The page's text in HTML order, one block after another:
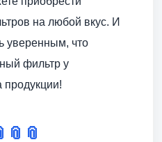
на любой вкус. И
уверенным, что
фильтр у
продукции!
📎 📎